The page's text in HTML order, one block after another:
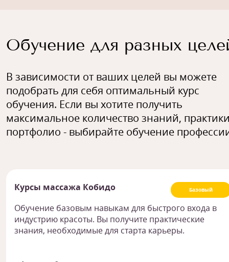
Обучение для разных
В зависимости от ваших целей вы можете
подобрать для себя оптимальный курс
обучения. Если вы хотите получить
максимальное количество знаний,
портфолио - выбирайте обучение
Базовый
Курсы массажа Кобидо
Обучение базовым навыкам для быстрого входа в
индустрию красоты. Вы получите практические
знания, необходимые для старта карьеры.